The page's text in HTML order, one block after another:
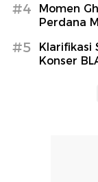
#4
Momen
Perdana
#5
Klarifikasi
Konser